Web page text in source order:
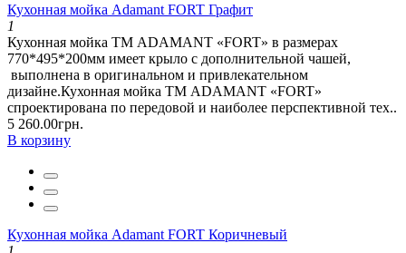
Кухонная мойка Adamant FORT Графит
1
Кухонная мойка ТМ ADAMANT «FORT» в размерах
770*495*200мм имеет крыло с дополнительной чашей,
выполнена в оригинальном и привлекательном
дизайне.Кухонная мойка ТМ ADAMANT «FORT»
спроектирована по передовой и наиболее перспективной тех..
5 260.00грн.
В корзину
Кухонная мойка Adamant FORT Коричневый